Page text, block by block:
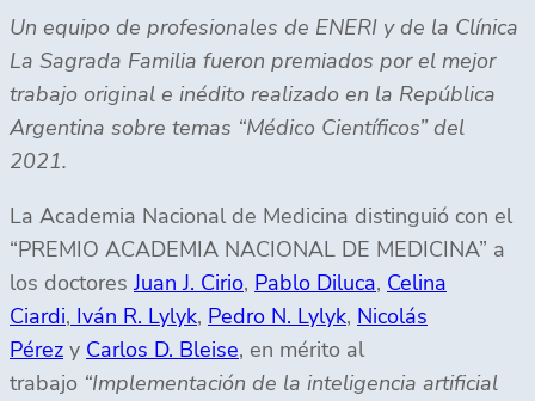
Un equipo de profesionales de ENERI y de la Clínica
La Sagrada Familia fueron premiados por el mejor
trabajo original e inédito realizado en la República
Argentina sobre temas “Médico Científicos” del
2021.
La Academia Nacional de Medicina distinguió con el
“PREMIO ACADEMIA NACIONAL DE MEDICINA” a
los doctoresJuan J. Cirio, Pablo Diluca, Celina
Ciardi, Iván R. Lylyk, Pedro N. Lylyk, Nicolás
Pérez y Carlos D. Bleise, en mérito al
trabajo “Implementación de la inteligencia artificial